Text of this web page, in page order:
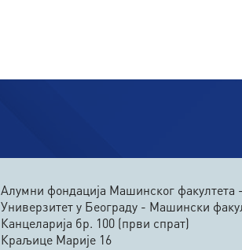
Алумни фондација Машинског факултета
Универзитет у Београду - Машински
Канцеларија бр. 100 (први спрат)
Краљице Марије 16